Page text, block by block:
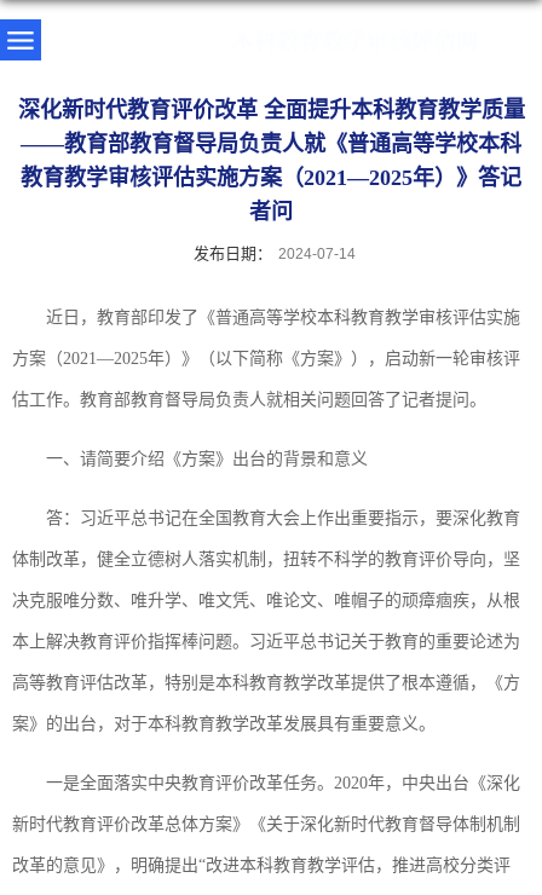
深化新时代教育评价改革 全面提升本科教育教学质量
——教育部教育督导局负责人就《普通高等学校本科
教育教学审核评估实施方案（2021—2025年）》答记
者问
发布日期： 2024-07-14
近日，教育部印发了《普通高等学校本科教育教学审核评估实施
方案（2021—2025年）》（以下简称《方案》），启动新一轮审核评
估工作。教育部教育督导局负责人就相关问题回答了记者提问。
一、请简要介绍《方案》出台的背景和意义
答：习近平总书记在全国教育大会上作出重要指示，要深化教育
体制改革，健全立德树人落实机制，扭转不科学的教育评价导向，坚
决克服唯分数、唯升学、唯文凭、唯论文、唯帽子的顽瘴痼疾，从根
本上解决教育评价指挥棒问题。习近平总书记关于教育的重要论述为
高等教育评估改革，特别是本科教育教学改革提供了根本遵循，《方
案》的出台，对于本科教育教学改革发展具有重要意义。
一是全面落实中央教育评价改革任务。2020年，中央出台《深化
新时代教育评价改革总体方案》《关于深化新时代教育督导体制机制
改革的意见》，明确提出“改进本科教育教学评估，推进高校分类评